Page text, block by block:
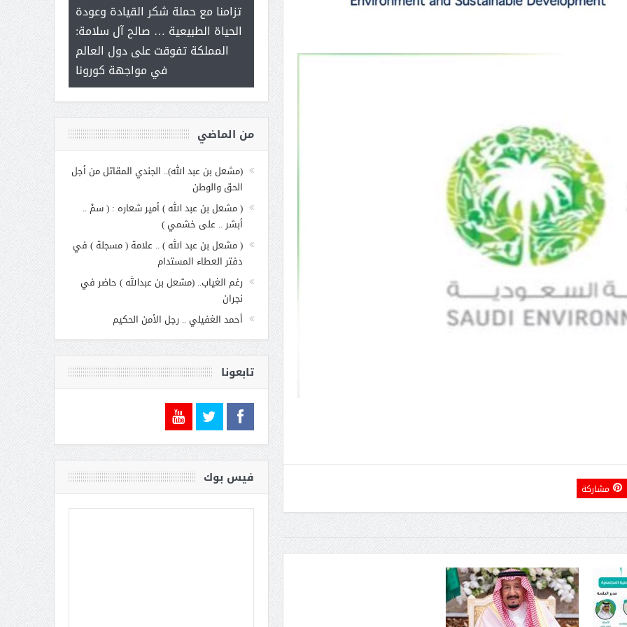
مشاركة
للإبداع
مع الأمين
بنت
تزامنا مع حملة شكر القيادة وعودة
الحياة الطبيعية … صالح آل سلامة:
المملكة تفوقت على دول العالم
في مواجهة كورونا
الانتخابات لن تؤثر على برامج
المجلس والشفافية هي أساس
عملنا
والمدير السابق للأكاديمية الأولمبية
منتدى ( اكتشاف المواهب
من الماضي
(مشعل بن عبد الله).. الجندي المقاتل من أجل
الحق والوطن
( مشعل بن عبد الله ) أمير شعاره : ( سمْ ..
أبشر .. على خشمي )
( مشعل بن عبد الله ) .. علامة ( مسجلة ) في
دفتر العطاء المستدام
رغم الغياب.. (مشعل بن عبدالله ) حاضر في
نجران
أحمد الغفيلي .. رجل الأمن الحكيم
تابعونا
فيس بوك